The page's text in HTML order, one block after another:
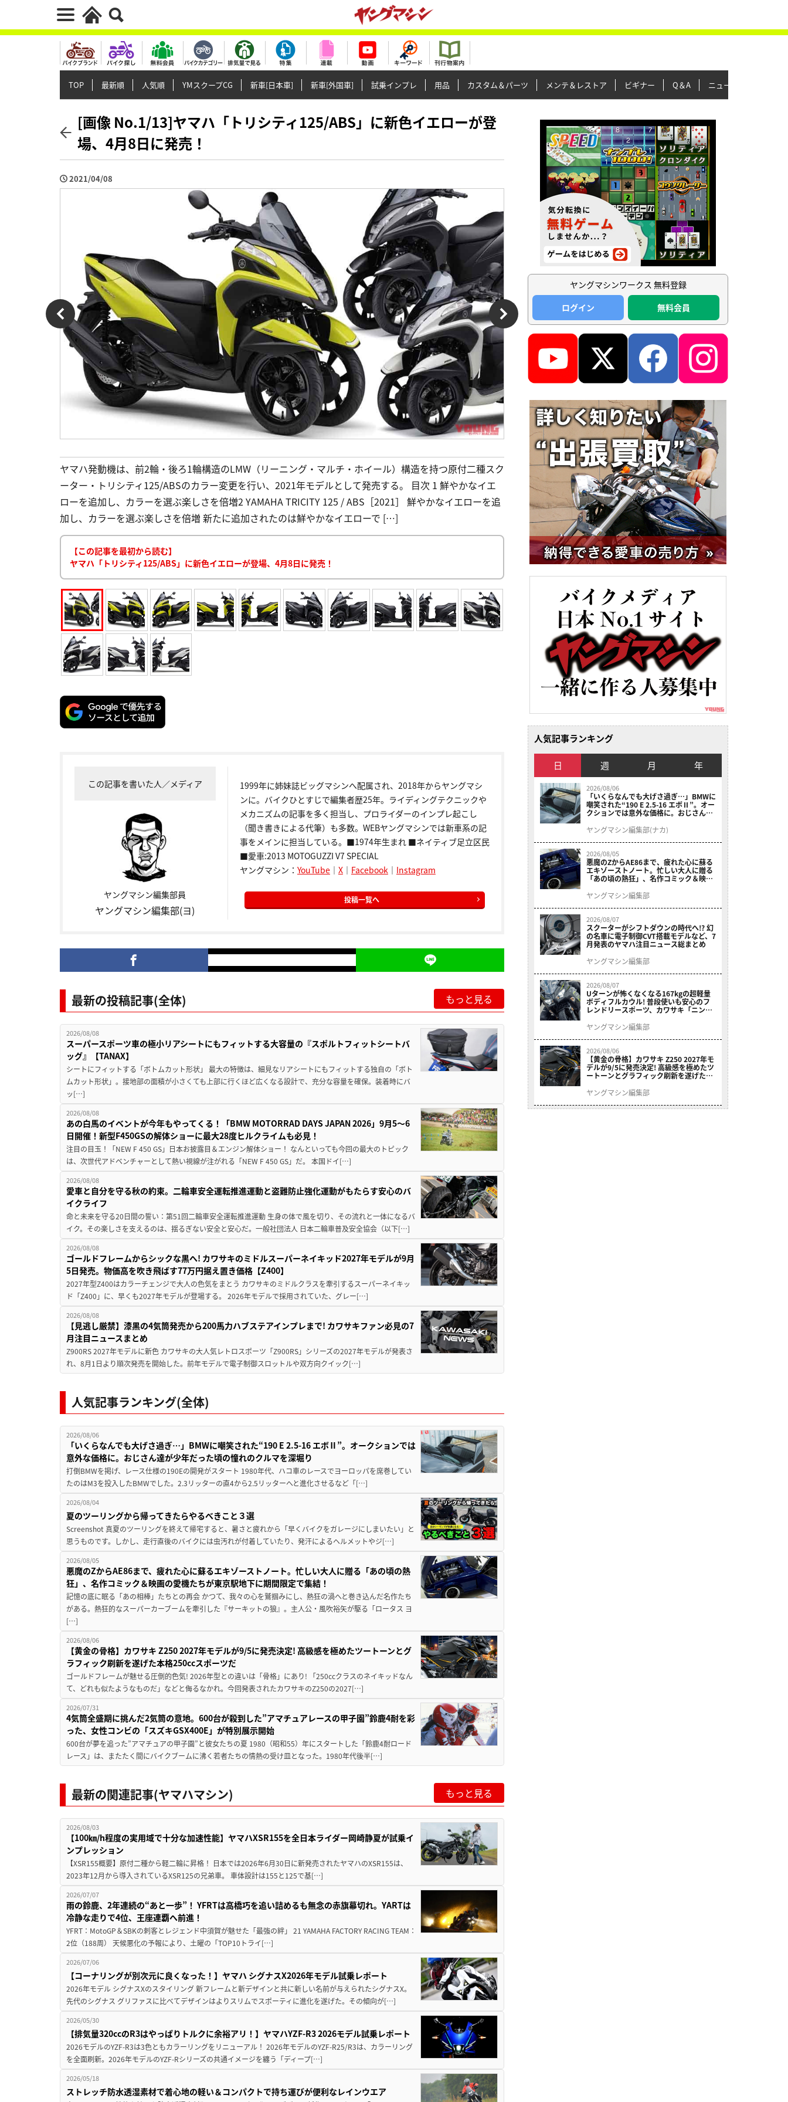
TOP 最新順 人気順 YMスクープCG 新車[日本車] 新車[外国車] 試乗インプレ 用品 カスタム＆パーツ メンテ＆レストア ビギナー Q＆A ニュース＆トピックス
[画像 No.1/13]ヤマハ「トリシティ125/ABS」に新色イエローが登
場、4月8日に発売！
2021/04/08
ヤマハ発動機は、前2輪・後ろ1輪構造のLMW（リーニング・マルチ・ホイール）構造を持つ原付二種スク
ーター・トリシティ125/ABSのカラー変更を行い、2021年モデルとして発売する。 目次 1 鮮やかなイエ
ローを追加し、カラーを選ぶ楽しさを倍増2 YAMAHA TRICITY 125 / ABS［2021］ 鮮やかなイエローを追
加し、カラーを選ぶ楽しさを倍増 新たに追加されたのは鮮やかなイエローで […]
【この記事を最初から読む】
ヤマハ「トリシティ125/ABS」に新色イエローが登場、4月8日に発売！
この記事を書いた人／メディア
ヤングマシン編集部員
ヤングマシン編集部(ヨ)
1999年に姉妹誌ビッグマシンへ配属され、2018年からヤングマシ
ンに。バイクひとすじで編集者歴25年。ライディングテクニックや
メカニズムの記事を多く担当し、プロライダーのインプレ起こし
（聞き書きによる代筆）も多数。WEBヤングマシンでは新車系の記
事をメインに担当している。■1974年生まれ ■ネイティブ足立区民
■愛車:2013 MOTOGUZZI V7 SPECIAL
ヤングマシン： YouTube｜ X｜ Facebook｜ Instagram
投稿一覧へ
最新の投稿記事(全体) もっと見る
2026/08/08
スーパースポーツ車の極小リアシートにもフィットする大容量の『スポルトフィットシートバ
ッグ』【TANAX】
シートにフィットする「ボトムカット形状」 最大の特徴は、細見なリアシートにもフィットする独自の「ボト
ムカット形状」。接地部の面積が小さくても上部に行くほど広くなる設計で、充分な容量を確保。装着時にバ
ッ[…]
2026/08/08
あの白馬のイベントが今年もやってくる！「BMW MOTORRAD DAYS JAPAN 2026」9月5〜6
日開催！新型F450GSの解体ショーに最大28度ヒルクライムも必見！
注目の目玉！「NEW F 450 GS」日本お披露目＆エンジン解体ショー！ なんといっても今回の最大のトピック
は、次世代アドベンチャーとして熱い視線が注がれる「NEW F 450 GS」だ。 本国ドイ[…]
2026/08/08
愛車と自分を守る秋の約束。二輪車安全運転推進運動と盗難防止強化運動がもたらす安心のバ
イクライフ
命と未来を守る20日間の誓い：第51回二輪車安全運転推進運動 生身の体で風を切り、その流れと一体になるバ
イク。その楽しさを支えるのは、揺るぎない安全と安心だ。一般社団法人 日本二輪車普及安全協会（以下[…]
2026/08/08
ゴールドフレームからシックな黒へ! カワサキのミドルスーパーネイキッド2027年モデルが9月
5日発売。物価高を吹き飛ばす77万円据え置き価格【Z400】
2027年型Z400はカラーチェンジで大人の色気をまとう カワサキのミドルクラスを牽引するスーパーネイキッ
ド「Z400」に、早くも2027年モデルが登場する。 2026年モデルで採用されていた、グレー[…]
2026/08/08
【見逃し厳禁】漆黒の4気筒発売から200馬力ハブステアインプレまで! カワサキファン必見の7
月注目ニュースまとめ
Z900RS 2027年モデルに新色 カワサキの大人気レトロスポーツ「Z900RS」シリーズの2027年モデルが発表さ
れ、8月1日より順次発売を開始した。前年モデルで電子制御スロットルや双方向クイック[…]
人気記事ランキング(全体)
2026/08/06
「いくらなんでも大げさ過ぎ…」BMWに嘲笑された“190 E 2.5-16 エボⅡ”。オークションでは
意外な価格に。おじさん達が少年だった頃の憧れのクルマを深堀り
打倒BMWを掲げ、レース仕様の190Eの開発がスタート 1980年代、ハコ車のレースでヨーロッパを席巻してい
たのはM3を投入したBMWでした。2.3リッターの直4から2.5リッターへと進化させるなど「[…]
2026/08/04
夏のツーリングから帰ってきたらやるべきこと３選
Screenshot 真夏のツーリングを終えて帰宅すると、暑さと疲れから「早くバイクをガレージにしまいたい」と
思うものです。しかし、走行直後のバイクには虫汚れが付着していたり、発汗によるヘルメットやジ[…]
2026/08/05
悪魔のZからAE86まで、疲れた心に蘇るエキゾーストノート。忙しい大人に贈る「あの頃の熱
狂」、名作コミック＆映画の愛機たちが東京駅地下に期間限定で集結！
記憶の底に眠る「あの相棒」たちとの再会 かつて、我々の心を鷲掴みにし、熱狂の渦へと巻き込んだ名作たち
がある。熱狂的なスーパーカーブームを牽引した『サーキットの狼』。主人公・風吹裕矢が駆る「ロータス ヨ
[…]
2026/08/06
【黄金の骨格】カワサキ Z250 2027年モデルが9/5に発売決定! 高級感を極めたツートーンとグ
ラフィック刷新を遂げた本格250ccスポーツだ
ゴールドフレームが魅せる圧倒的色気! 2026年型との違いは「骨格」にあり! 「250ccクラスのネイキッドなん
て、どれも似たようなものだ」などと侮るなかれ。今回発表されたカワサキのZ250の2027[…]
2026/07/31
4気筒全盛期に挑んだ2気筒の意地。600台が殺到した”アマチュアレースの甲子園”鈴鹿4耐を彩
った、女性コンビの「スズキGSX400E」が特別展示開始
600台が夢を追った”アマチュアの甲子園”と彼女たちの夏 1980（昭和55）年にスタートした「鈴鹿4耐ロード
レース」は、またたく間にバイクブームに沸く若者たちの情熱の受け皿となった。1980年代後半[…]
最新の関連記事(ヤマハマシン) もっと見る
2026/08/03
【100㎞/h程度の実用域で十分な加速性能】ヤマハXSR155を全日本ライダー岡崎静夏が試乗イ
ンプレッション
【XSR155概要】原付二種から軽二輪に昇格！ 日本では2026年6月30日に新発売されたヤマハのXSR155は、
2023年12月から導入されているXSR125の兄弟車。 車体設計は155と125で基[…]
2026/07/07
雨の鈴鹿、2年連続の“あと一歩”！ YFRTは高橋巧を追い詰めるも無念の赤旗幕切れ。YARTは
冷静な走りで4位、王座連覇へ前進！
YFRT：MotoGP＆SBKの刺客とレジェンド中須賀が魅せた「最強の絆」 21 YAMAHA FACTORY RACING TEAM：
2位（188周） 天候悪化の予報により、土曜の「TOP10トライ[…]
2026/07/06
【コーナリングが別次元に良くなった！】ヤマハ シグナスX2026年モデル試乗レポート
2026年モデル シグナスXのスタイリング 新フレームと新デザインと共に新しい名前が与えられたシグナスX。
先代のシグナス グリファスに比べてデザインはよりスリムでスポーティに進化を遂げた。その傾向が[…]
2026/05/30
【排気量320ccのR3はやっぱりトルクに余裕アリ！】ヤマハYZF-R3 2026モデル試乗レポート
2026モデルのYZF-R3は3色ともカラーリングをリニューアル！ 2026年モデルのYZF-R25/R3は、カラーリング
を全面刷新。2026年モデルのYZF-Rシリーズの共通イメージを纏う「ディープ[…]
2026/05/18
ストレッチ防水透湿素材で着心地の軽い＆コンパクトで持ち運びが便利なレインウエア
ヤングマシンワークス 無料登録
ログイン
無料会員
人気記事ランキング
日 週 月 年
2026/08/06
「いくらなんでも大げさ過ぎ…」BMWに
嘲笑された“190 E 2.5-16 エボⅡ”。オー
クションでは意外な価格に。おじさん達
ヤングマシン編集部(ナカ)
2026/08/05
悪魔のZからAE86まで、疲れた心に蘇る
エキゾーストノート。忙しい大人に贈る
「あの頃の熱狂」、名作コミック＆映画
結！
ヤングマシン編集部
2026/08/07
スクーターがシフトダウンの時代へ!? 幻
の名車に電子制御CVT搭載モデルなど、7
月発表のヤマハ注目ニュース総まとめ
ヤングマシン編集部
2026/08/07
Uターンが怖くなくなる167kgの超軽量
ボディフルカウル! 普段使いも安心のフ
レンドリースポーツ、カワサキ「ニンジ
9/5発売
ヤングマシン編集部
2026/08/06
【黄金の骨格】カワサキ Z250 2027年モ
デルが9/5に発売決定! 高級感を極めたツ
ートーンとグラフィック刷新を遂げた本
ヤングマシン編集部